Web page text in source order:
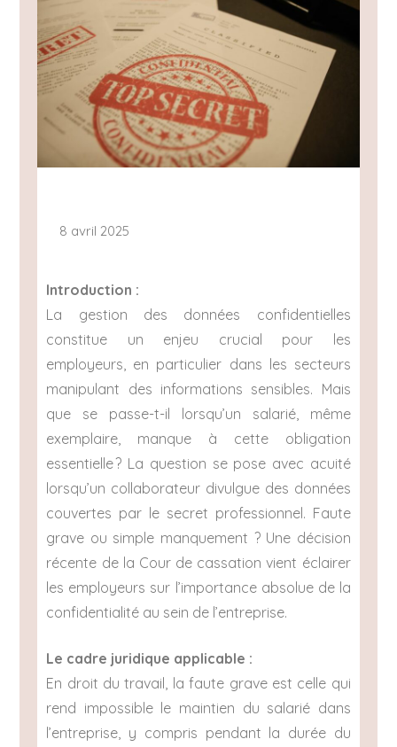
8 avril 2025
Introduction :
La gestion des données confidentielles
constitue un enjeu crucial pour les
employeurs, en particulier dans les secteurs
manipulant des informations sensibles. Mais
que se passe-t-il lorsqu’un salarié, même
exemplaire, manque à cette obligation
essentielle ? La question se pose avec acuité
lorsqu’un collaborateur divulgue des données
couvertes par le secret professionnel. Faute
grave ou simple manquement ? Une décision
récente de la Cour de cassation vient éclairer
les employeurs sur l’importance absolue de la
confidentialité au sein de l’entreprise.
Le cadre juridique applicable :
En droit du travail, la faute grave est celle qui
rend impossible le maintien du salarié dans
l’entreprise, y compris pendant la durée du